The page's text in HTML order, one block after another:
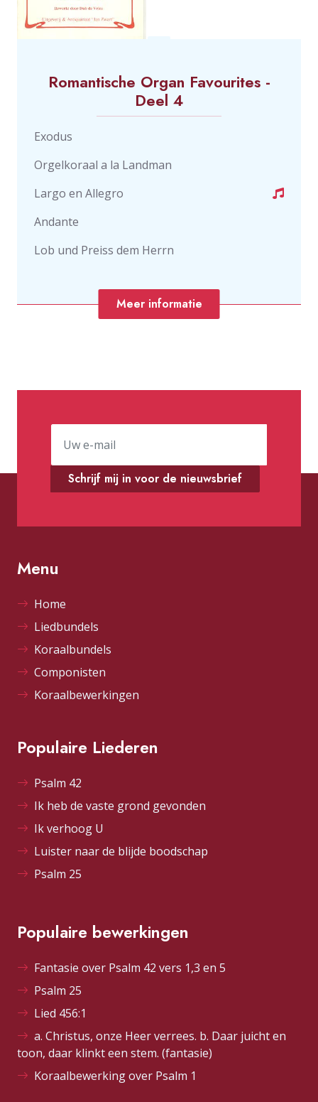
Romantische Organ Favourites -
Deel 4
Exodus
Orgelkoraal a la Landman
Largo en Allegro
Andante
Lob und Preiss dem Herrn
Meer informatie
Schrijf mij in voor de nieuwsbrief
Menu
Home
Liedbundels
Koraalbundels
Componisten
Koraalbewerkingen
Populaire Liederen
Psalm 42
Ik heb de vaste grond gevonden
Ik verhoog U
Luister naar de blijde boodschap
Psalm 25
Populaire bewerkingen
Fantasie over Psalm 42 vers 1,3 en 5
Psalm 25
Lied 456:1
a. Christus, onze Heer verrees. b. Daar juicht en
toon, daar klinkt een stem. (fantasie)
Koraalbewerking over Psalm 1